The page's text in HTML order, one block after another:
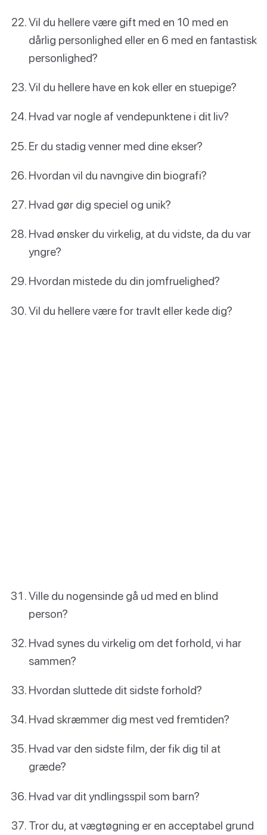
Vil du hellere være gift med en 10 med en
dårlig personlighed eller en 6 med en fantastisk
personlighed?
Vil du hellere have en kok eller en stuepige?
Hvad var nogle af vendepunktene i dit liv?
Er du stadig venner med dine ekser?
Hvordan vil du navngive din biografi?
Hvad gør dig speciel og unik?
Hvad ønsker du virkelig, at du vidste, da du var
yngre?
Hvordan mistede du din jomfruelighed?
Vil du hellere være for travlt eller kede dig?
Ville du nogensinde gå ud med en blind
person?
Hvad synes du virkelig om det forhold, vi har
sammen?
Hvordan sluttede dit sidste forhold?
Hvad skræmmer dig mest ved fremtiden?
Hvad var den sidste film, der fik dig til at
græde?
Hvad var dit yndlingsspil som barn?
Tror du, at vægtøgning er en acceptabel grund